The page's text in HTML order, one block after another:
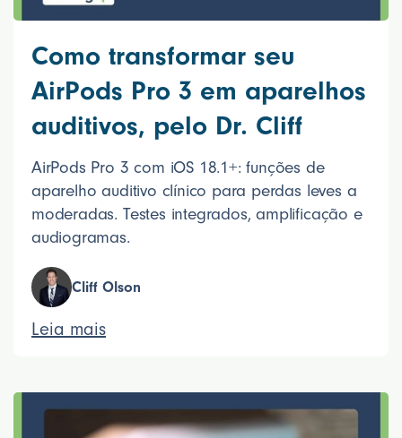
Como transformar seu
AirPods Pro 3 em aparelhos
auditivos, pelo Dr. Cliff
AirPods Pro 3 com iOS 18.1+: funções de
aparelho auditivo clínico para perdas leves a
moderadas. Testes integrados, amplificação e
audiogramas.
Cliff Olson
Leia mais